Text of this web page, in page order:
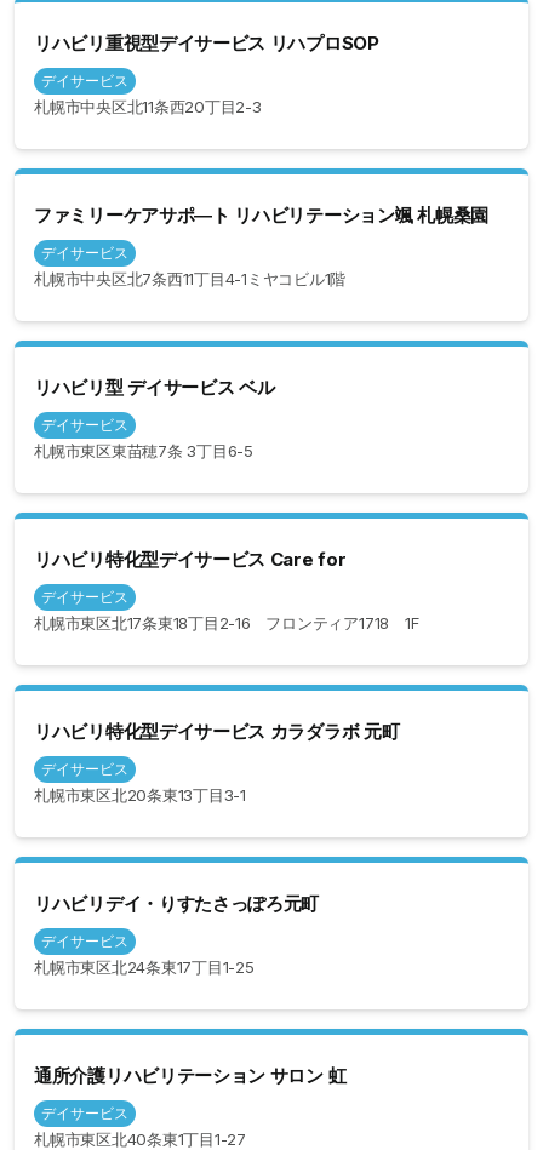
リハビリ重視型デイサービス リハプロSOP
デイサービス
札幌市中央区北11条西20丁目2-3
ファミリーケアサポ―ト リハビリテーション颯 札幌桑園
デイサービス
札幌市中央区北7条西11丁目4-1ミヤコビル1階
リハビリ型 デイサービス ベル
デイサービス
札幌市東区東苗穂7条 3丁目6-5
リハビリ特化型デイサービス Care for
デイサービス
札幌市東区北17条東18丁目2-16 フロンティア1718 1F
リハビリ特化型デイサービス カラダラボ 元町
デイサービス
札幌市東区北20条東13丁目3-1
リハビリデイ・りすたさっぽろ元町
デイサービス
札幌市東区北24条東17丁目1-25
通所介護リハビリテーション サロン 虹
デイサービス
札幌市東区北40条東1丁目1-27